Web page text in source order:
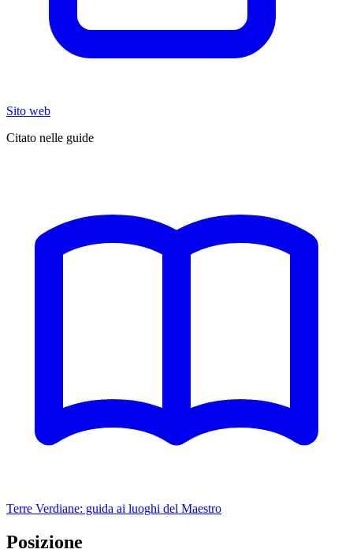
Sito web
Citato nelle guide
Terre Verdiane: guida ai luoghi del Maestro
Posizione